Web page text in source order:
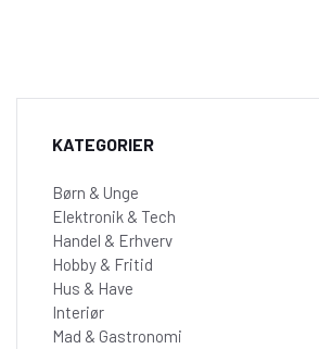
KATEGORIER
Børn & Unge
Elektronik & Tech
Handel & Erhverv
Hobby & Fritid
Hus & Have
Interiør
Mad & Gastronomi